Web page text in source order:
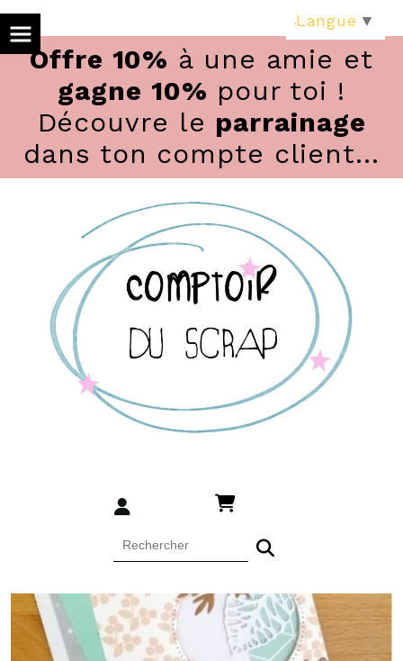
Offre 10% à une amie et
gagne 10% pour toi !
Découvre le parrainage
dans ton compte client...
Langue ▼